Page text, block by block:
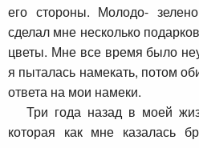
его стороны. Молодо-
сделал мне несколько
цветы. Мне все время было
я пыталась намекать, потом
ответа на мои намеки.
Три года назад в моей
которая как мне казалась